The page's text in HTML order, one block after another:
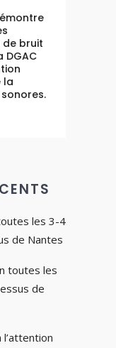
bruit
DGAC
la
les 3-4
de Nantes
toutes les
de